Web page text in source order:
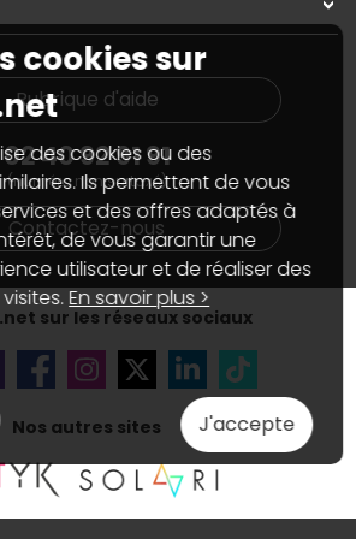
graphique
RDV personnalisé
de vente
etcookies
Rubrique d'aide
02 40 92 91 91
(numéro non surtaxé)
Contactez-nous
sur les réseaux sociaux
Nos autres sites
cookies sur
des cookies ou des
Ils permettent de vous
et des offres adaptés à
de vous garantir une
utilisateur et de réaliser des
En savoir plus >
J'accepte